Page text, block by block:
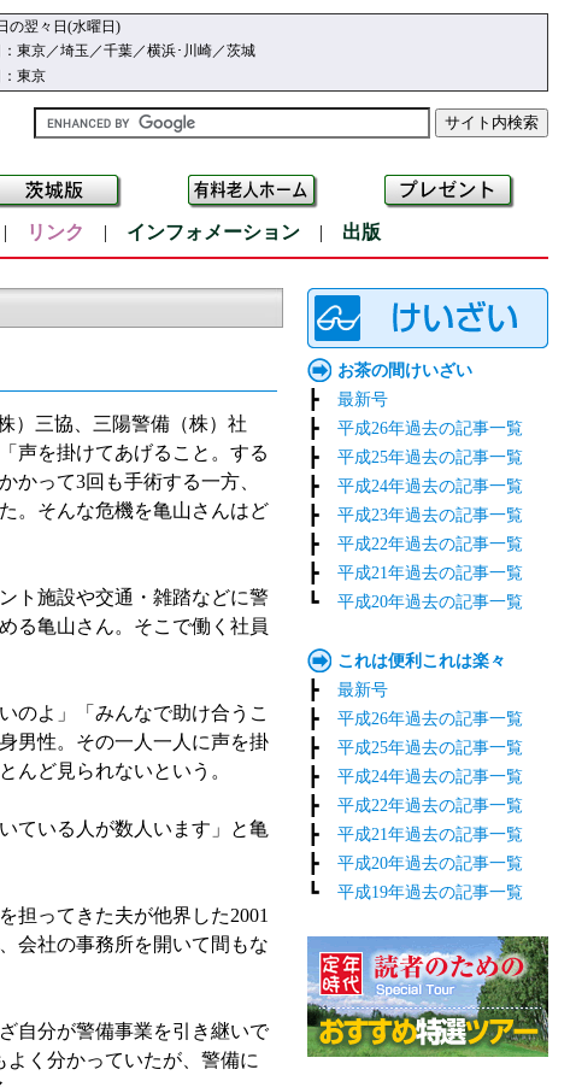
の翌々日(水曜日)
東京／埼玉／千葉／横浜･川崎／茨城
東京
リンク | インフォメーション| 出版
）三協、三陽警備（株）社
声を掛けてあげること。する
かって3回も手術する一方、
。そんな危機を亀山さんはど
ト施設や交通・雑踏などに警
る亀山さん。そこで働く社員
のよ」「みんなで助け合うこ
男性。その一人一人に声を掛
んど見られないという。
ている人が数人います」と亀
担ってきた夫が他界した2001
会社の事務所を開いて間もな
自分が警備事業を引き継いで
く分かっていたが、警備に
お茶の間けいざい
┣ 最新号
┣ 平成26年過去の記事一覧
┣ 平成25年過去の記事一覧
┣ 平成24年過去の記事一覧
┣ 平成23年過去の記事一覧
┣ 平成22年過去の記事一覧
┣ 平成21年過去の記事一覧
┗ 平成20年過去の記事一覧
これは便利これは楽々
┣ 最新号
┣ 平成26年過去の記事一覧
┣ 平成25年過去の記事一覧
┣ 平成24年過去の記事一覧
┣ 平成22年過去の記事一覧
┣ 平成21年過去の記事一覧
┣ 平成20年過去の記事一覧
┗ 平成19年過去の記事一覧